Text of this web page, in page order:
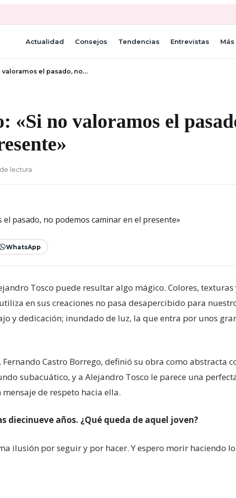
Actualidad Consejos Tendencias Entrevistas
valoramos el pasado, no…
«Si no valoramos el
lectura
WhatsApp
Tosco puede resultar algo mágico. Colores, texturas
en sus creaciones no pasa desapercibido para
y dedicación; inundado de luz, la que entra por unos
Castro Borrego, definió su obra como abstracta
subacuático, y a Alejandro Tosco le parece una
de respeto hacia ella.
diecinueve años. ¿Qué queda de aquel joven?
ilusión por seguir y por hacer. Y espero morir haciendo